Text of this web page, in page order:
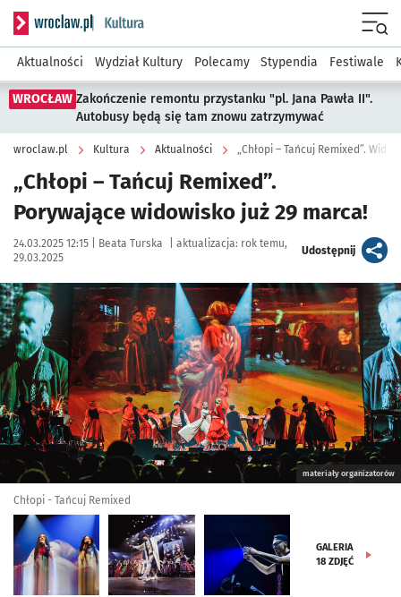
Serwis informacyjny wroclaw.pl podserwis: Kultura
Aktualności Wydział Kultury Polecamy Stypendia Festiwale
WROCŁAW Zakończenie remontu przystanku "pl. Jana Pawła II".
Autobusy będą się tam znowu zatrzymywać
wroclaw.pl Kultura Aktualności „Chłopi – Tańcuj Remixed”.
„Chłopi – Tańcuj Remixed”.
Porywające widowisko już 29 marca!
Data publikacji:
24.03.2025 12:15 | Autor:
Beata Turska aktualizacja: rok temu,
29.03.2025
Udostępnijartykuł
Kliknij, aby zobaczyć galerię
materiały organizatorów
Chłopi - Tańcuj Remixed
GALERIA
18 ZDJĘĆ